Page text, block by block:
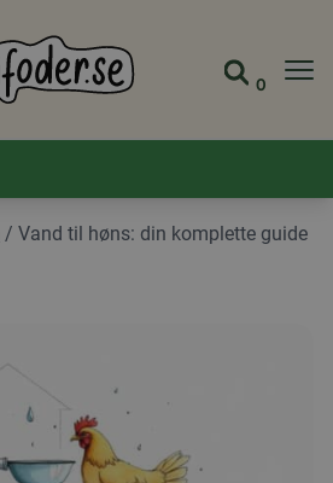
Gå til
Se
0
/ Vand til høns: din komplette guide